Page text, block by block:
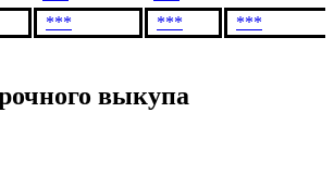
*** ***
***
***
***
*** ***